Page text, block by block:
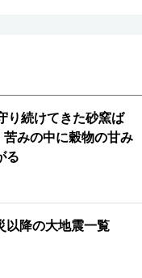
り続けてきた砂窯ば
みの中に穀物の甘み
る
以降の大地震一覧